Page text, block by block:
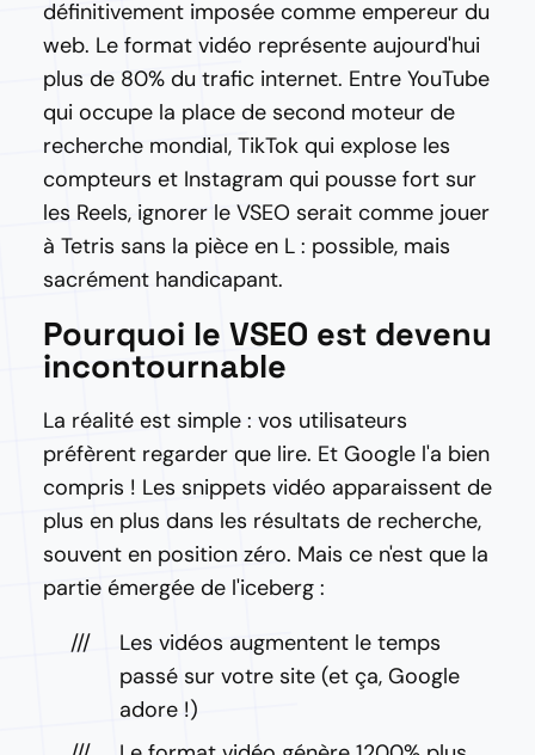
définitivement imposée comme empereur du
web. Le format vidéo représente aujourd'hui
plus de 80% du trafic internet. Entre YouTube
qui occupe la place de second moteur de
recherche mondial, TikTok qui explose les
compteurs et Instagram qui pousse fort sur
les Reels, ignorer le VSEO serait comme jouer
à Tetris sans la pièce en L : possible, mais
sacrément handicapant.
Pourquoi le VSEO est devenu
incontournable
La réalité est simple : vos utilisateurs
préfèrent regarder que lire. Et Google l'a bien
compris ! Les snippets vidéo apparaissent de
plus en plus dans les résultats de recherche,
souvent en position zéro. Mais ce n'est que la
partie émergée de l'iceberg :
Les vidéos augmentent le temps
passé sur votre site (et ça, Google
adore !)